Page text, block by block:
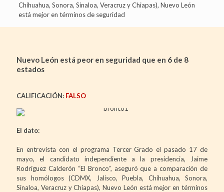
Chihuahua, Sonora, Sinaloa, Veracruz y Chiapas), Nuevo León
está mejor en términos de seguridad
Nuevo León está peor en seguridad que en 6 de 8
estados
CALIFICACIÓN: FALSO
El dato:
En entrevista con el programa Tercer Grado el pasado 17 de
mayo, el candidato independiente a la presidencia, Jaime
Rodríguez Calderón “El Bronco”, aseguró que a comparación de
sus homólogos (CDMX, Jalisco, Puebla, Chihuahua, Sonora,
Sinaloa, Veracruz y Chiapas), Nuevo León está mejor en términos